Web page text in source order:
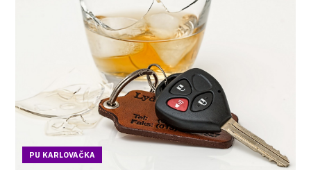
PU KARLOVAČKA